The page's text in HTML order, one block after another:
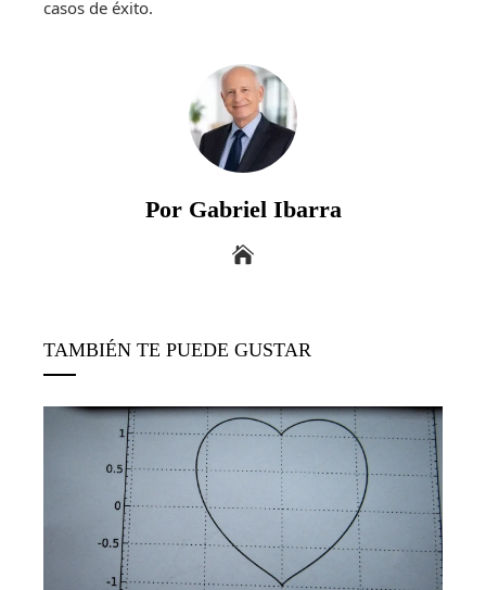
casos de éxito.
Por Gabriel Ibarra
TAMBIÉN TE PUEDE GUSTAR